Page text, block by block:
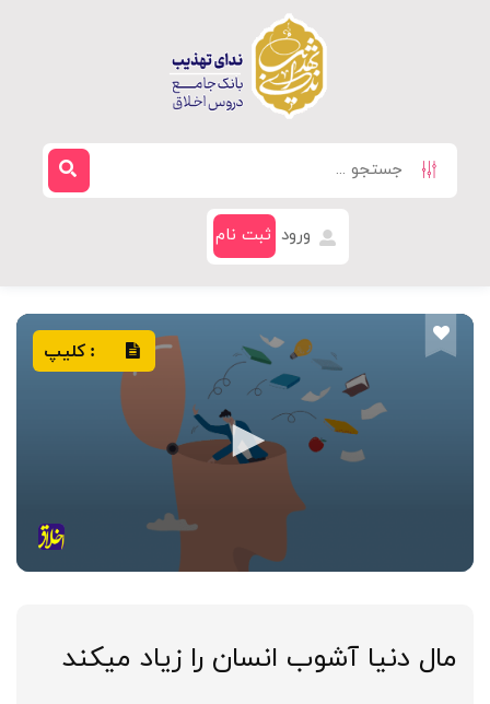
ورود ثبت نام
: کلیپ
مال دنیا آشوب انسان را زیاد میکند